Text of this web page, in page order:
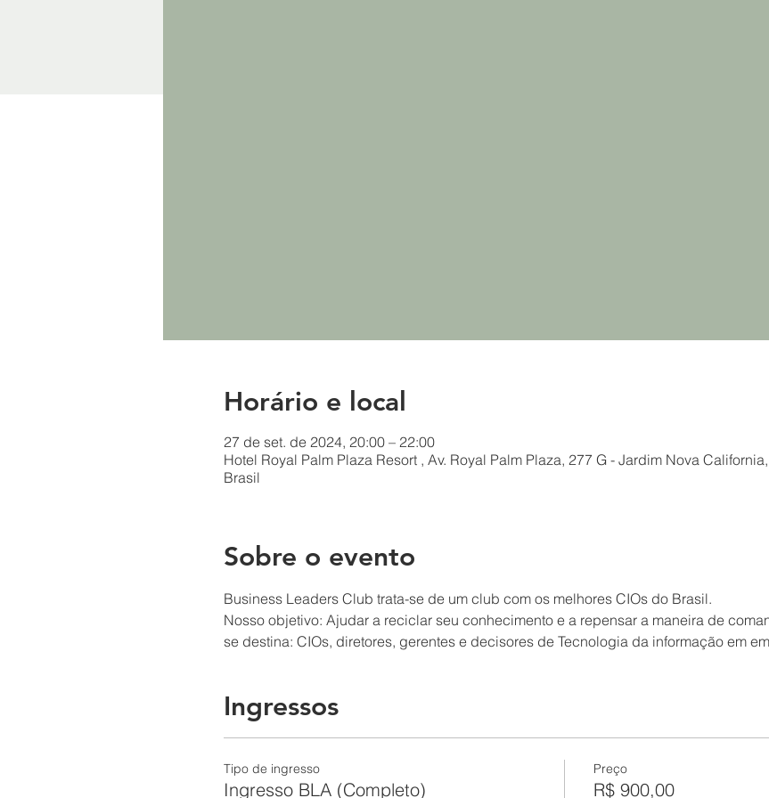
Horário e local
27 de set. de 2024, 20:00 – 22:00
Hotel Royal Palm Plaza Resort , Av. Royal Palm Plaza, 277 G - Jardim Nova
Brasil
Sobre o evento
Business Leaders Club trata-se de um club com os melhores CIOs do Brasil.
Nosso objetivo: Ajudar a reciclar seu conhecimento e a repensar a maneira de
se destina: CIOs, diretores, gerentes e decisores de Tecnologia da informação em
Ingressos
Tipo de ingresso
Ingresso BLA (Completo)
Preço
R$ 900,00